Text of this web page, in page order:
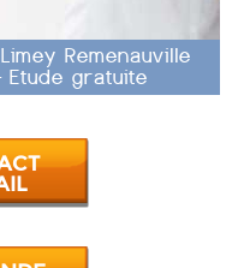
Limey Remenauville
Etude gratuite